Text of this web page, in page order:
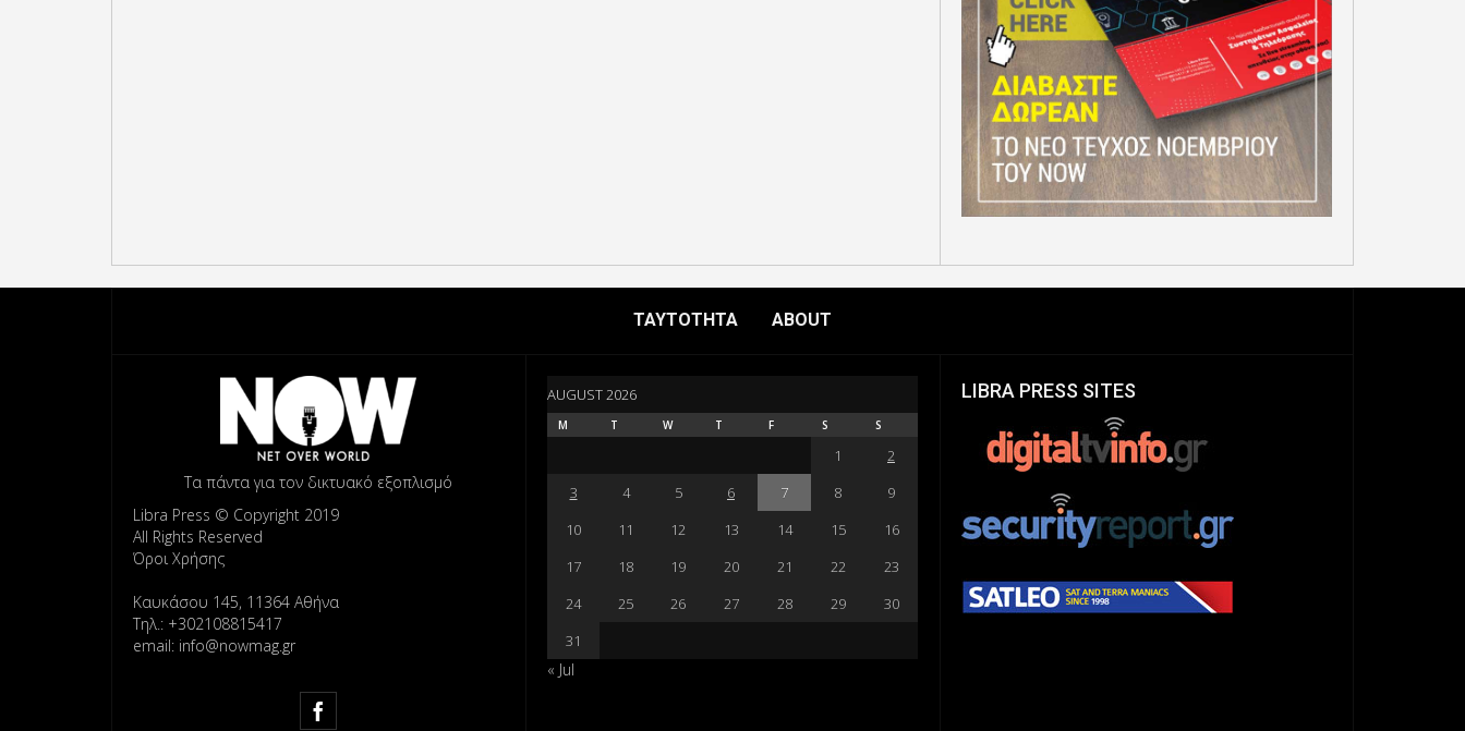
ΤΑΥΤΟΤΗΤΑ ABOUT
Τα πάντα για τον δικτυακό εξοπλισμό
Libra Press © Copyright 2019
All Rights Reserved
Όροι Χρήσης
Καυκάσου 145, 11364 Αθήνα
Τηλ.: +302108815417
email: info@nowmag.gr
AUGUST 2026
M T W T F S S
1
2
3
4 5 6 7 8
9
10
11 12 13 14 15
16
17
18 19 20 21 22
23
24
25 26 27 28 29
30
31
« Jul
LIBRA PRESS SITES